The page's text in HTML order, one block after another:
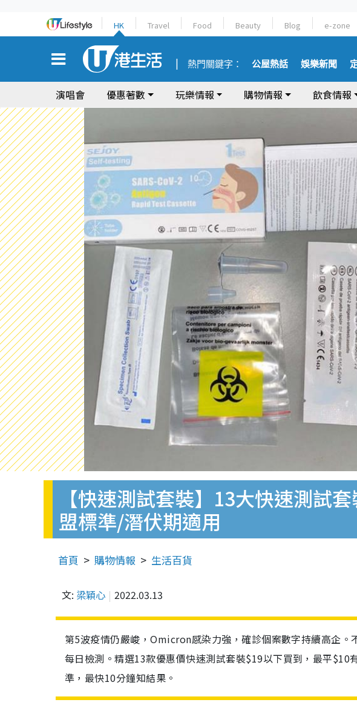
HK Travel Food Beauty Blog e-zone
熱門關鍵字： 公屋熱話 娛樂新聞
演唱會 優惠著數 玩樂情報 購物情報 飲食情報
【快速測試套裝】13大快速測試
盟標準/潛伏期適用
首頁 購物情報 生活百貨
文: 梁穎心 2022.03.13
第5波疫情仍嚴峻，Omicron感染力強，確診個案數字持續高企
每日檢測。精選13款優惠價快速測試套裝$19以下買到，最平$10
準，最快10分鐘知結果。